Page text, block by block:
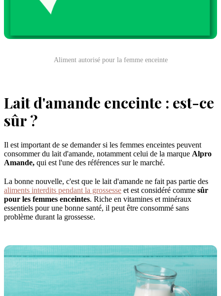
Aliment autorisé pour la femme enceinte
Lait d'amande enceinte : est-ce
sûr ?
Il est important de se demander si les femmes enceintes peuvent
consommer du lait d'amande, notamment celui de la marque Alpro
Amande, qui est l'une des références sur le marché.
La bonne nouvelle, c'est que le lait d'amande ne fait pas partie des
aliments interdits pendant la grossesse et est considéré comme sûr
pour les femmes enceintes. Riche en vitamines et minéraux
essentiels pour une bonne santé, il peut être consommé sans
problème durant la grossesse.